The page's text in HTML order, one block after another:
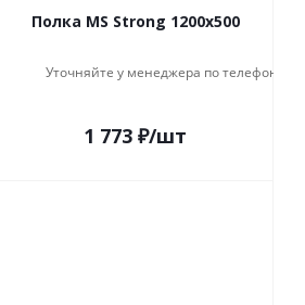
Полка MS Strong 1200x500
Уточняйте у менеджера по телефону
1 773 ₽/шт